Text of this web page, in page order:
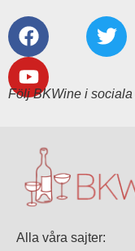
Följ BKWine i sociala
Alla våra sajter: